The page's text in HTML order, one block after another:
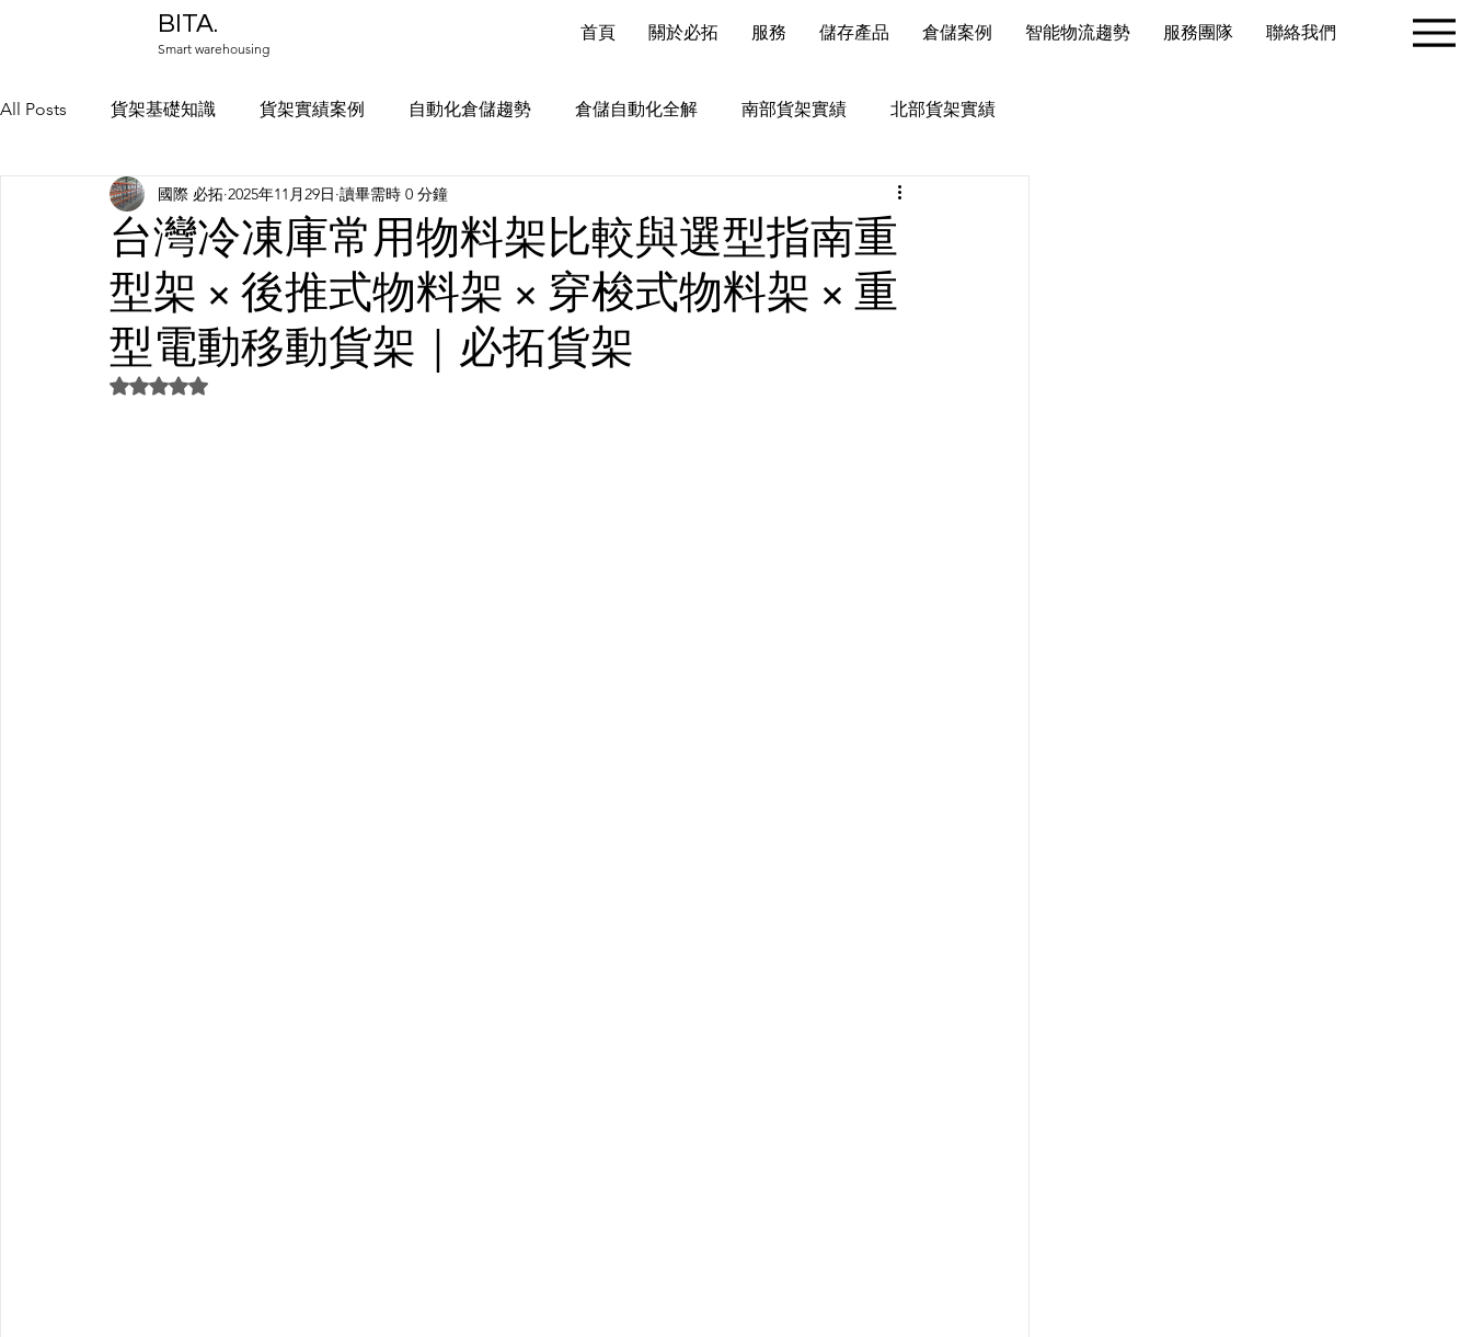
BITA.
Smart warehousing
首頁 關於必拓 服務 儲存產品 倉儲案例 智能物流趨勢 服務團隊 聯絡我們
All Posts 貨架基礎知識 貨架實績案例 自動化倉儲趨勢 倉儲自動化全解 南部貨架實績 北部貨架實績
中部貨架實績 物料架規劃 冷凍庫倉儲規劃
台灣冷凍庫常用物料架比較與選型指南重
型架 × 後推式物料架 × 穿梭式物料架 × 重
型電動移動貨架｜必拓貨架
國際 必拓 2025年11月29日 讀畢需時 0 分鐘
評等為 NaN（最高為 5 顆星）。